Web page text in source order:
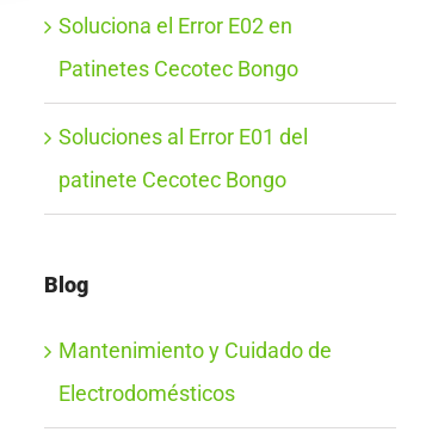
Soluciona el Error E02 en
Patinetes Cecotec Bongo
Soluciones al Error E01 del
patinete Cecotec Bongo
Blog
Mantenimiento y Cuidado de
Electrodomésticos